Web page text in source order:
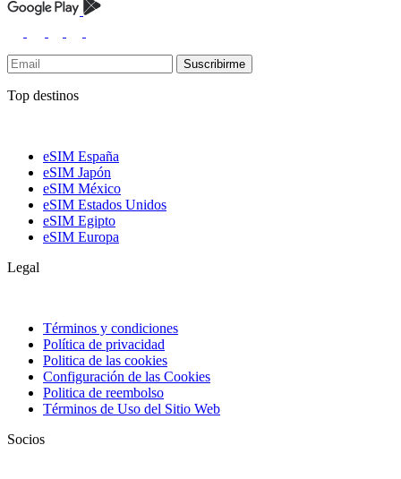
Suscribirme
Top destinos
eSIM España
eSIM Japón
eSIM México
eSIM Estados Unidos
eSIM Egipto
eSIM Europa
Legal
Términos y condiciones
Política de privacidad
Politica de las cookies
Configuración de las Cookies
Politica de reembolso
Términos de Uso del Sitio Web
Socios